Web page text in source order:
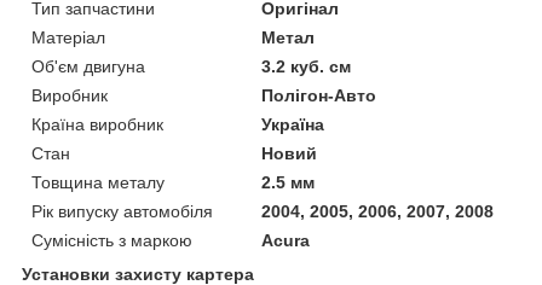
Тип запчастини
Оригінал
Матеріал
Метал
Об'єм двигуна
3.2 куб. см
Виробник
Полігон-Авто
Країна виробник
Україна
Стан
Новий
Товщина металу
2.5 мм
Рік випуску автомобіля
2004, 2005, 2006, 2007, 2008
Сумісність з маркою
Acura
Установки захисту картера